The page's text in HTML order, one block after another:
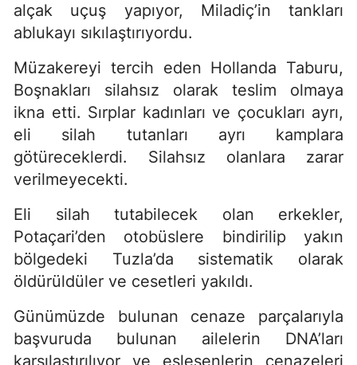
alçak uçuş yapıyor, Miladiç’in tankları
ablukayı sıkılaştırıyordu.
Müzakereyi tercih eden Hollanda Taburu,
Boşnakları silahsız olarak teslim olmaya
ikna etti. Sırplar kadınları ve çocukları ayrı,
eli silah tutanları ayrı kamplara
götüreceklerdi. Silahsız olanlara zarar
verilmeyecekti.
Eli silah tutabilecek olan erkekler,
Potaçari’den otobüslere bindirilip yakın
bölgedeki Tuzla’da sistematik olarak
öldürüldüler ve cesetleri yakıldı.
Günümüzde bulunan cenaze parçalarıyla
başvuruda bulunan ailelerin DNA’ları
karşılaştırılıyor ve eşleşenlerin cenazeleri